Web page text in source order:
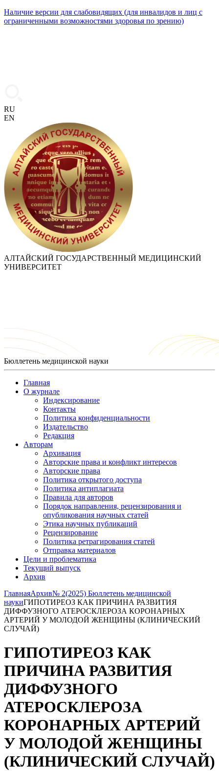
Наличие версии для слабовидящих (для инвалидов и лиц с
ограниченными возможностями здоровья по зрению)
RU
EN
АЛТАЙСКИЙ ГОСУДАРСТВЕННЫЙ МЕДИЦИНСКИЙ
УНИВЕРСИТЕТ
Бюллетень медицинской науки
Главная
О журнале
Индексирование
Контакты
Политика конфиденциальности
Издательство
Редакция
Авторам
Архивация
Авторские права и конфликт интересов
Авторские права
Политика открытого доступа
Политика антиплагиата
Правила для авторов
Порядок направления, рецензирования и
опубликования научных статей
Этика научных публикаций
Рецензирование
Политика ретрагирования статей
Отправка материалов
Цели и проблематика
Текущий выпуск
Архив
ГлавнаяАрхив№ 2(2025) Бюллетень медицинской
наукиГИПОТИРЕОЗ КАК ПРИЧИНА РАЗВИТИЯ
ДИФФУЗНОГО АТЕРОСКЛЕРОЗА КОРОНАРНЫХ
АРТЕРИЙ У МОЛОДОЙ ЖЕНЩИНЫ (КЛИНИЧЕСКИЙ
СЛУЧАЙ)
ГИПОТИРЕОЗ КАК
ПРИЧИНА РАЗВИТИЯ
ДИФФУЗНОГО
АТЕРОСКЛЕРОЗА
КОРОНАРНЫХ АРТЕРИЙ
У МОЛОДОЙ ЖЕНЩИНЫ
(КЛИНИЧЕСКИЙ СЛУЧАЙ)